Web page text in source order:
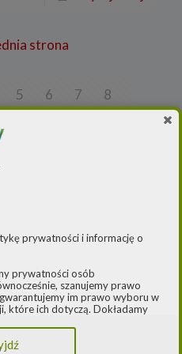
strona
5 6 7
8
45 46 47
48
61 62 63
64
69 70 71
72
77
prywatności i informację o
prywatności osób
szanujemy prawo
im prawo wyboru w
które ich dotyczą. Dokładamy
Parlamentu
z dnia 27 kwietnia 2016 r. w